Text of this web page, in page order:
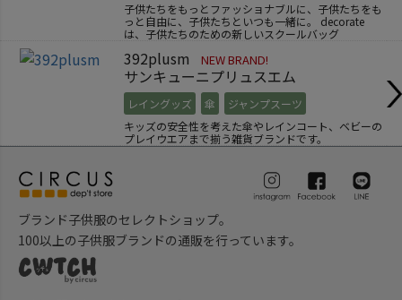
子供たちをもっとファッショナブルに、子供たちをも
っと自由に、子供たちといつも一緒に。 decorate
は、子供たちのための新しいスクールバッグ
392plusm NEW BRAND!
サンキューニプリュスエム
レイングッズ 傘
ジャンプスーツ
キッズの安全性を考えた傘やレインコート、ベビーの
プレイウエアまで揃う雑貨ブランドです。
ブランド子供服のセレクトショップ。
100以上の子供服ブランドの通販を行っています。